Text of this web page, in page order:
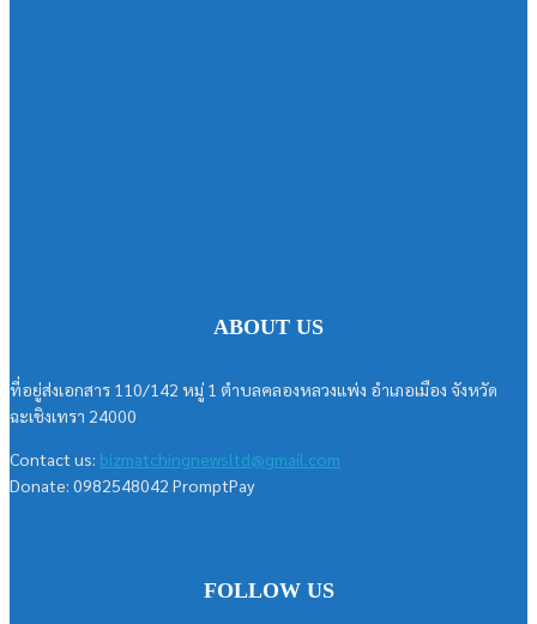
ABOUT US
ที่อยู่ส่งเอกสาร 110/142 หมู่ 1 ตำบลคลองหลวงแพ่ง อำเภอเมือง จังหวัด
ฉะเชิงเทรา 24000
Contact us: bizmatchingnewsltd@gmail.com
Donate: 0982548042 PromptPay
FOLLOW US